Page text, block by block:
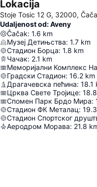
Lokacija
Stoje Tosic 12 G, 32000,
Udaljenost od: Aveny
Čačak: 1.6 km
Музеј Детињства: 1.7 km
Стадион Борца: 1.8 km
Чачак: 2.1 km
Меморијални Комплекс
Градски Стадион: 16.2 km
Драгачевска пећина: 18.1
Црква Свете Тројице: 18.8
Спомен Парк Брдо Мира:
Стадион ФК Металац: 19.3
Стадион Спортског
Аеродром Морава: 21.8